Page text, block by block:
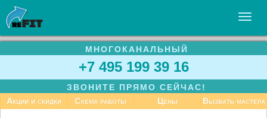
УСЛУГИ
БИЗНЕСУ
СТАТЬИ
МНОГОКАНАЛЬНЫЙ
+7 495 199 39 16
ЗВОНИТЕ ПРЯМО СЕЙЧАС!
Акции и скидки
Схема работы Цены Вызвать мастера